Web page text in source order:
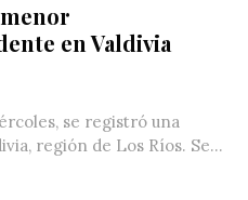
en Valdivia
se registró una
región de Los Ríos. Se...